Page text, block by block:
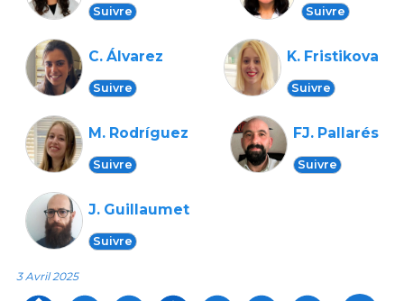
Suivre Suivre
C. Álvarez
Suivre
K. Fristikova
Suivre
M. Rodríguez
Suivre
FJ. Pallarés
Suivre
J. Guillaumet
Suivre
3 Avril 2025